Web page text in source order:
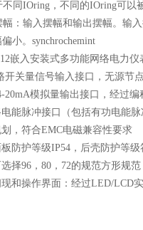
不同IOring，不同的IOring可以
幅：输入摆幅和输出摆幅。输
小。synchrochemint
开关量信号输入接口，无源节
20mA模拟量输出接口，经过
能脉冲接口（包括有功电能脉
，符合EMC电磁兼容性要求
防护等级IP54，后壳防护等级
择96，80，72的规范方形规
和操作界面：经过LED/LCD